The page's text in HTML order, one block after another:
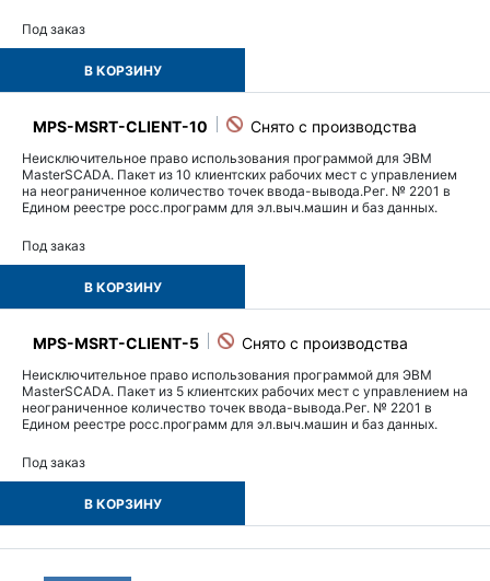
Под заказ
В КОРЗИНУ
MPS-MSRT-CLIENT-10
Неисключительное право использования программой для ЭВМ
MasterSCADA. Пакет из 10 клиентских рабочих мест с управлением
на неограниченное количество точек ввода-вывода.Рег. № 2201 в
Едином реестре росс.программ для эл.выч.машин и баз данных.
Под заказ
В КОРЗИНУ
MPS-MSRT-CLIENT-5
Неисключительное право использования программой для ЭВМ
MasterSCADA. Пакет из 5 клиентских рабочих мест с управлением на
неограниченное количество точек ввода-вывода.Рег. № 2201 в
Едином реестре росс.программ для эл.выч.машин и баз данных.
Под заказ
В КОРЗИНУ